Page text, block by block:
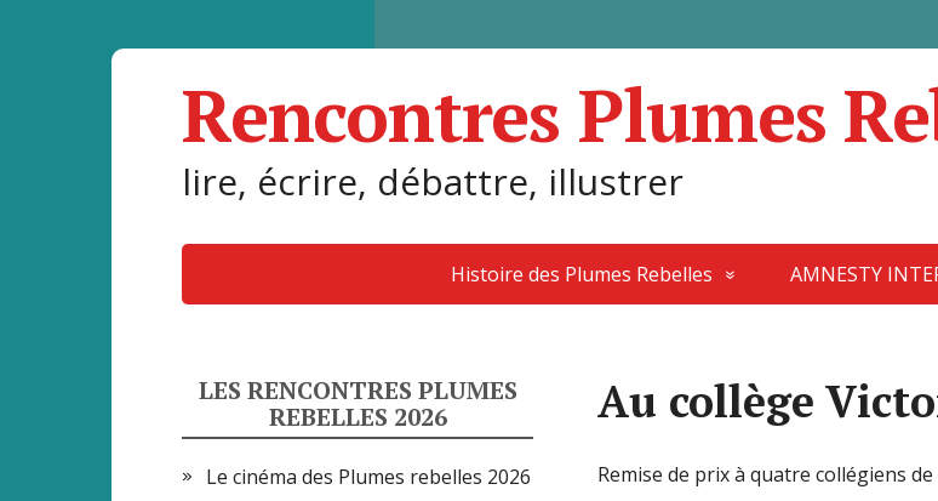
Rencontres Plumes
lire, écrire, débattre, illustrer
Histoire des Plumes Rebelles AMNESTY
Au collège
Remise de prix à quatre collégiens de
LES RENCONTRES PLUMES
REBELLES 2026
Le cinéma des Plumes rebelles 2026